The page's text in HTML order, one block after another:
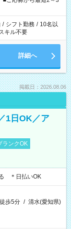
と、もう1つのお仕事
は応募できません。
/ シフト勤務 / 10名以
キル不要
詳細へ
掲載日：2026.08.06
1日OK／ア
ランクOK
＊日払いOK
歩5分 / 清水(愛知県)